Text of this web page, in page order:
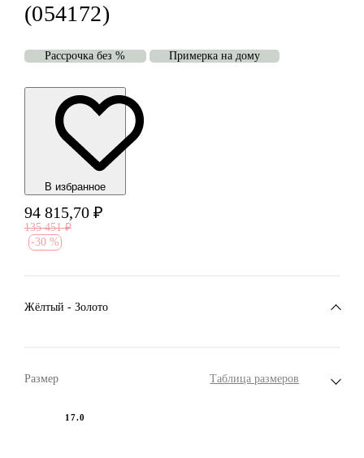
(054172)
Рассрочка без % Примерка на дому
В избранноe
94 815,70 ₽
135 451 ₽
-30 %
Жёлтый - Золото
Размер Таблица размеров
17.0